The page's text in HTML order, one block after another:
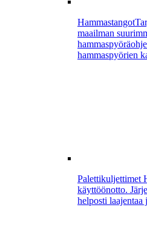
Hammastangot
maailman
hammaspyörien
Palettikuljettimet
käyttöönotto.
helposti laajentaa